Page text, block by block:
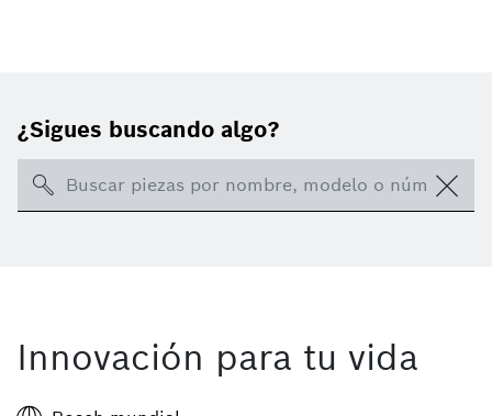
¿Sigues buscando algo?
Search
Innovación para tu vida